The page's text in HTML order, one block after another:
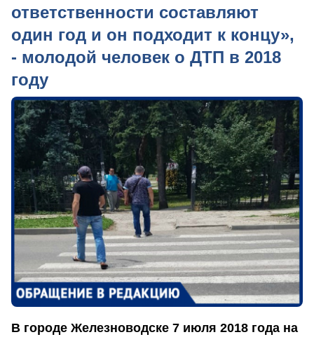
ответственности составляют
один год и он подходит к концу»,
- молодой человек о ДТП в 2018
году
В городе Железноводске 7 июля 2018 года на